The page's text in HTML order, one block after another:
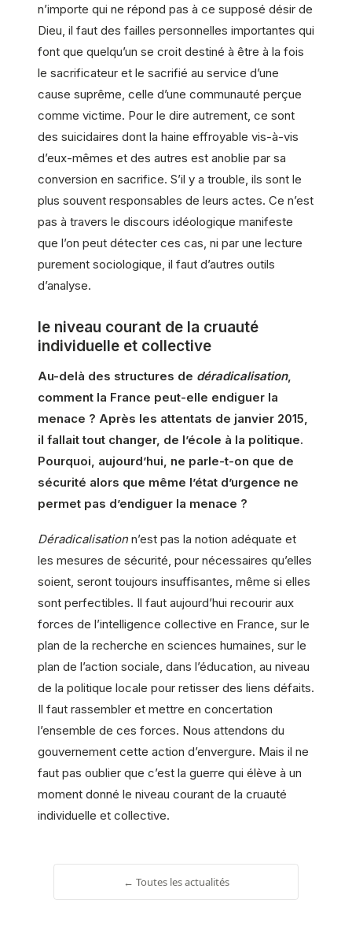
n’importe qui ne répond pas à ce supposé désir de
Dieu, il faut des failles personnelles importantes qui
font que quelqu’un se croit destiné à être à la fois
le sacrificateur et le sacrifié au service d’une
cause suprême, celle d’une communauté perçue
comme victime. Pour le dire autrement, ce sont
des suicidaires dont la haine effroyable vis-à-vis
d’eux-mêmes et des autres est anoblie par sa
conversion en sacrifice. S’il y a trouble, ils sont le
plus souvent responsables de leurs actes. Ce n’est
pas à travers le discours idéologique manifeste
que l’on peut détecter ces cas, ni par une lecture
purement sociologique, il faut d’autres outils
d’analyse.
le niveau courant de la cruauté
individuelle et collective
Au-delà des structures de déradicalisation,
comment la France peut-elle endiguer la
menace ? Après les attentats de janvier 2015,
il fallait tout changer, de l’école à la politique.
Pourquoi, aujourd’hui, ne parle-t-on que de
sécurité alors que même l’état d’urgence ne
permet pas d’endiguer la menace ?
Déradicalisationn’est pas la notion adéquate et
les mesures de sécurité, pour nécessaires qu’elles
soient, seront toujours insuffisantes, même si elles
sont perfectibles. Il faut aujourd’hui recourir aux
forces de l’intelligence collective en France, sur le
plan de la recherche en sciences humaines, sur le
plan de l’action sociale, dans l’éducation, au niveau
de la politique locale pour retisser des liens défaits.
Il faut rassembler et mettre en concertation
l’ensemble de ces forces. Nous attendons du
gouvernement cette action d’envergure. Mais il ne
faut pas oublier que c’est la guerre qui élève à un
moment donné le niveau courant de la cruauté
individuelle et collective.
← Toutes les actualités